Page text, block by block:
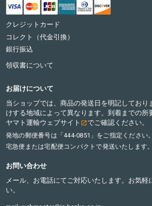
クレジットカード
コレクト（代金引換）
銀行振込
領収書について
お届けについて
当ショップでは、商品の発送日を明記しており
けする地域によって異なります。到着までの所
ヤマト運輸ウェブサイト
でご確認ください。
発地の郵便番号は「444-0851」をご指定ください。
宅急便または宅配便コンパクトで発送いたします。
お問い合わせ
メール、お電話にてご対応いたします。お気軽
い。